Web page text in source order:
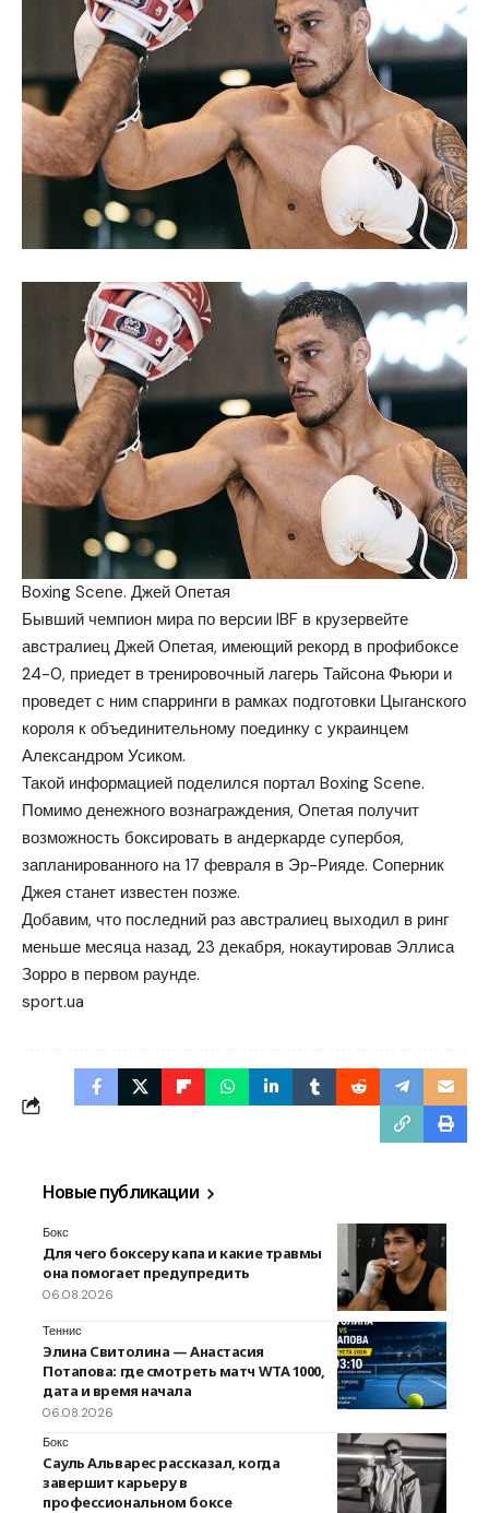
Boxing Scene. Джей Опетая
Бывший чемпион мира по версии IBF в крузервейте
австралиец Джей Опетая, имеющий рекорд в профибоксе
24-0, приедет в тренировочный лагерь Тайсона Фьюри и
проведет с ним спарринги в рамках подготовки Цыганского
короля к объединительному поединку с украинцем
Александром Усиком.
Такой информацией поделился портал Boxing Scene.
Помимо денежного вознаграждения, Опетая получит
возможность боксировать в андеркарде супербоя,
запланированного на 17 февраля в Эр-Рияде. Соперник
Джея станет известен позже.
Добавим, что последний раз австралиец выходил в ринг
меньше месяца назад, 23 декабря, нокаутировав Эллиса
Зорро в первом раунде.
sport.ua
Новые публикации
Бокс
Для чего боксеру капа и какие травмы
она помогает предупредить
06.08.2026
Теннис
Элина Свитолина — Анастасия
Потапова: где смотреть матч WTA 1000,
дата и время начала
06.08.2026
Бокс
Сауль Альварес рассказал, когда
завершит карьеру в
профессиональном боксе